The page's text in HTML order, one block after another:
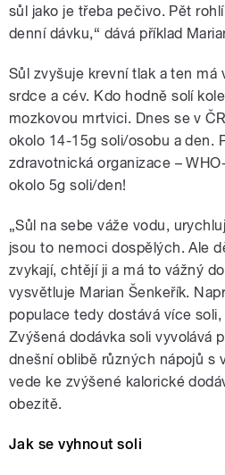
sůl jako je třeba pečivo. Pět
denní dávku,“ dává příklad
Sůl zvyšuje krevní tlak a ten má
srdce a cév. Kdo hodně solí
mozkovou mrtvici. Dnes se v
okolo 14-15g soli/osobu a den.
zdravotnická organizace –
okolo 5g soli/den!
„Sůl na sebe váže vodu,
jsou to nemoci dospělých. Ale
zvykají, chtějí ji a má to vážný
vysvětluje Marian Šenkeřík.
populace tedy dostává více
Zvýšená dodávka soli vyvolává
dnešní oblibě různých nápojů s
vede ke zvýšené kalorické
obezitě.
Jak se vyhnout soli